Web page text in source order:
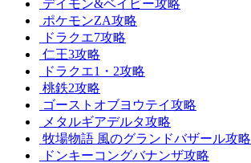
デイモン&ベイビー攻略
ポケモンZA攻略
ドラクエ7攻略
仁王3攻略
ドラクエ1・2攻略
桃鉄2攻略
ゴーストオブヨウテイ攻略
メタルギアデルタ攻略
牧場物語 風のグランドバザール攻略
ドンキーコングバナンザ攻略